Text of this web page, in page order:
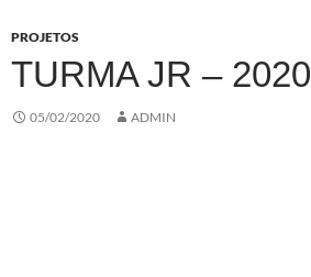
PROJETOS
TURMA JR – 2020
05/02/2020 ADMIN